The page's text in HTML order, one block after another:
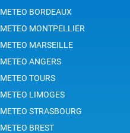
METEO BORDEAUX
METEO MONTPELLIER
METEO MARSEILLE
METEO ANGERS
METEO TOURS
METEO LIMOGES
METEO STRASBOURG
METEO BREST